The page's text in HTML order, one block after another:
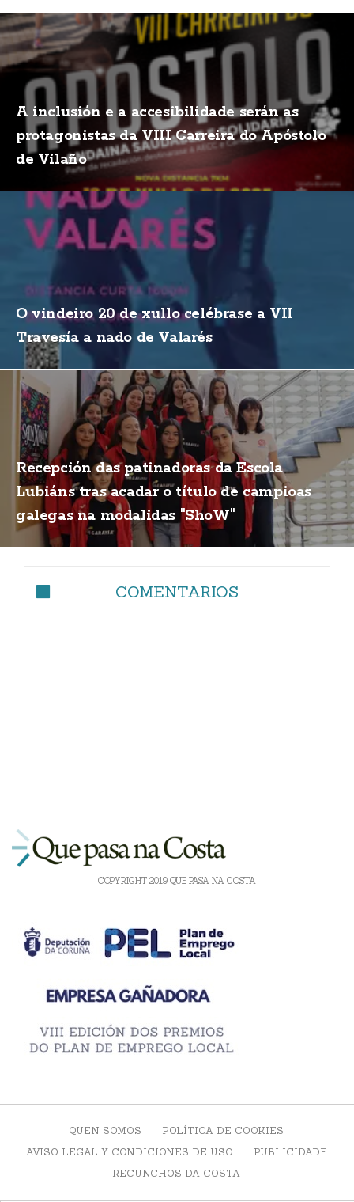
A inclusión e a accesibilidade serán as
protagonistas da VIII Carreira do Apóstolo
de Vilaño
O vindeiro 20 de xullo celébrase a VII
Travesía a nado de Valarés
Recepción das patinadoras da Escola
Lubiáns tras acadar o título de campioas
galegas na modalidas "ShoW"
COMENTARIOS
COPYRIGHT 2019 QUE PASA NA COSTA
QUEN SOMOS
POLÍTICA DE COOKIES
AVISO LEGAL Y CONDICIONES DE USO
PUBLICIDADE
RECUNCHOS DA COSTA